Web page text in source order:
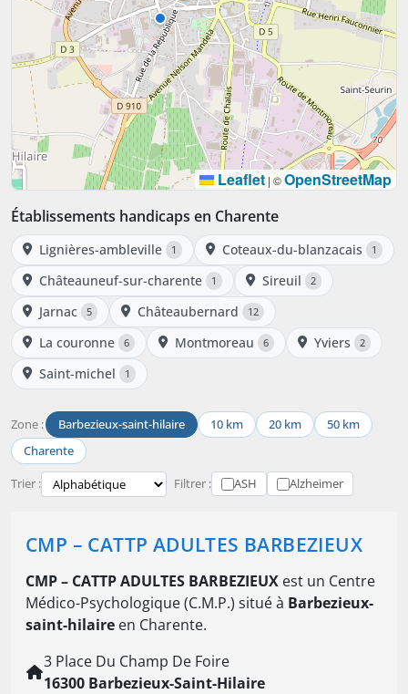
Leaflet |©OpenStreetMap
Établissements handicaps en Charente
Lignières-ambleville 1 Coteaux-du-blanzacais 1
Châteauneuf-sur-charente 1 Sireuil 2
Jarnac 5 Châteaubernard 12
La couronne 6 Montmoreau 6 Yviers 2
Saint-michel 1
Zone : Barbezieux-saint-hilaire 10 km 20 km
50 km
Charente
Trier : Filtrer : ASH Alzheimer
CMP – CATTP ADULTES BARBEZIEUX
CMP – CATTP ADULTES BARBEZIEUX est un Centre
Médico-Psychologique (C.M.P.) situé à Barbezieux-
saint-hilaire en Charente.
3 Place Du Champ De Foire
16300 Barbezieux-Saint-Hilaire